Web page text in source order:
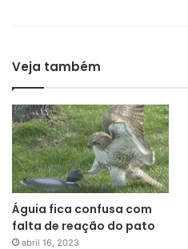
Veja também
Águia fica confusa com
falta de reação do pato
abril 16, 2023